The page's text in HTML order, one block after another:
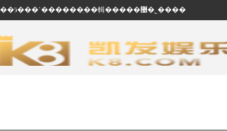
��ӭ���ʽ������ֽ��輯�����޹�˾����